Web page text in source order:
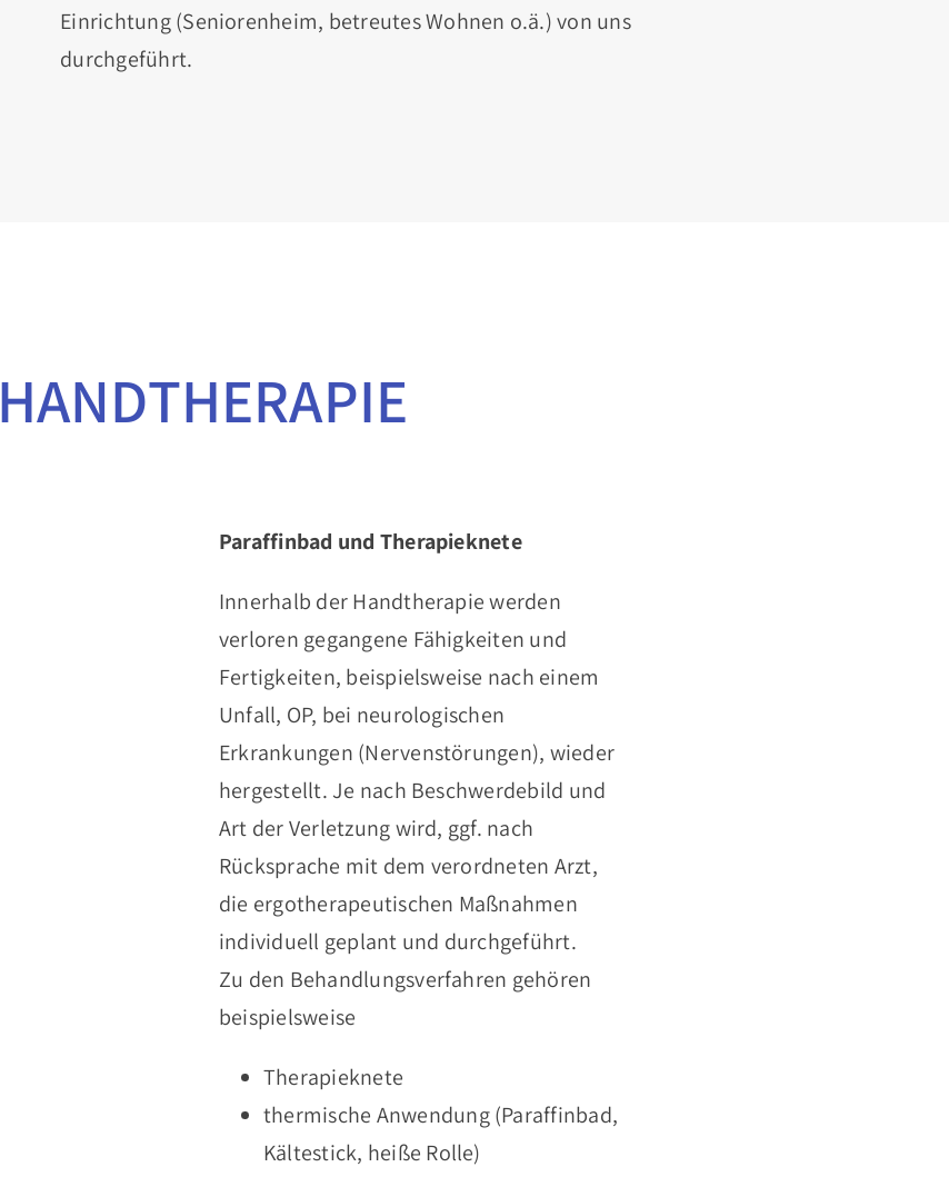
Einrichtung (Seniorenheim, betreutes Wohnen o.ä.) von uns
durchgeführt.
HANDTHERAPIE
Paraffinbad und Therapieknete
Innerhalb der Handtherapie werden
verloren gegangene Fähigkeiten und
Fertigkeiten, beispielsweise nach einem
Unfall, OP, bei neurologischen
Erkrankungen (Nervenstörungen), wieder
hergestellt. Je nach Beschwerdebild und
Art der Verletzung wird, ggf. nach
Rücksprache mit dem verordneten Arzt,
die ergotherapeutischen Maßnahmen
individuell geplant und durchgeführt.
Zu den Behandlungsverfahren gehören
beispielsweise
Therapieknete
thermische Anwendung (Paraffinbad,
Kältestick, heiße Rolle)